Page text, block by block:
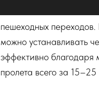
пешеходных
можно устанавливать
эффективно благодаря
пролета всего за 15–25